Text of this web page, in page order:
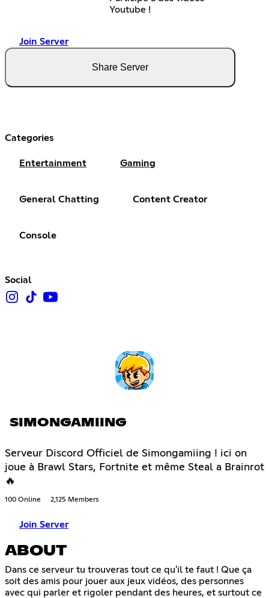
Youtube !
Join Server
Share Server
Categories
Entertainment Gaming
General Chatting Content Creator
Console
Social
SIMONGAMIING
Serveur Discord Officiel de Simongamiing ! ici on
joue à Brawl Stars, Fortnite et même Steal a Brainrot
🔥
100 Online 2,125 Members
Join Server
ABOUT
Dans ce serveur tu trouveras tout ce qu'il te faut ! Que ça
soit des amis pour jouer aux jeux vidéos, des personnes
avec qui parler et rigoler pendant des heures, et surtout ce